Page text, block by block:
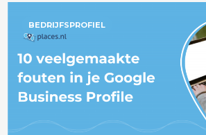
BEDRIJFSPROFIEL